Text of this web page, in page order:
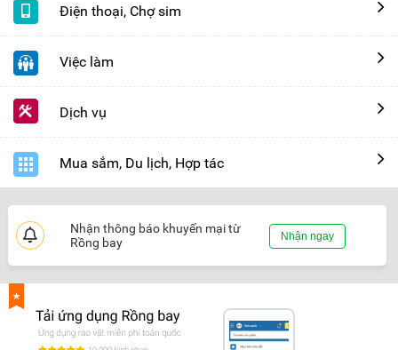
Điện thoại, Chợ sim
Việc làm
Dịch vụ
Mua sắm, Du lịch, Hợp tác
Nhận thông báo khuyến mại từ
Rồng bay
Nhận ngay